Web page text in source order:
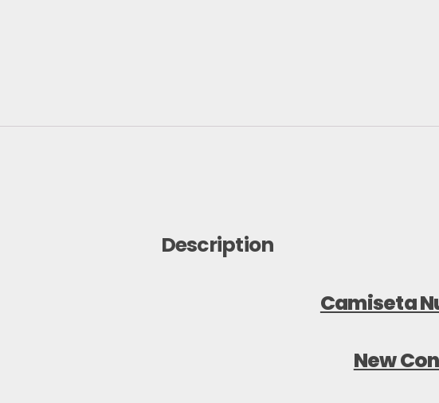
Description
Camiseta
New